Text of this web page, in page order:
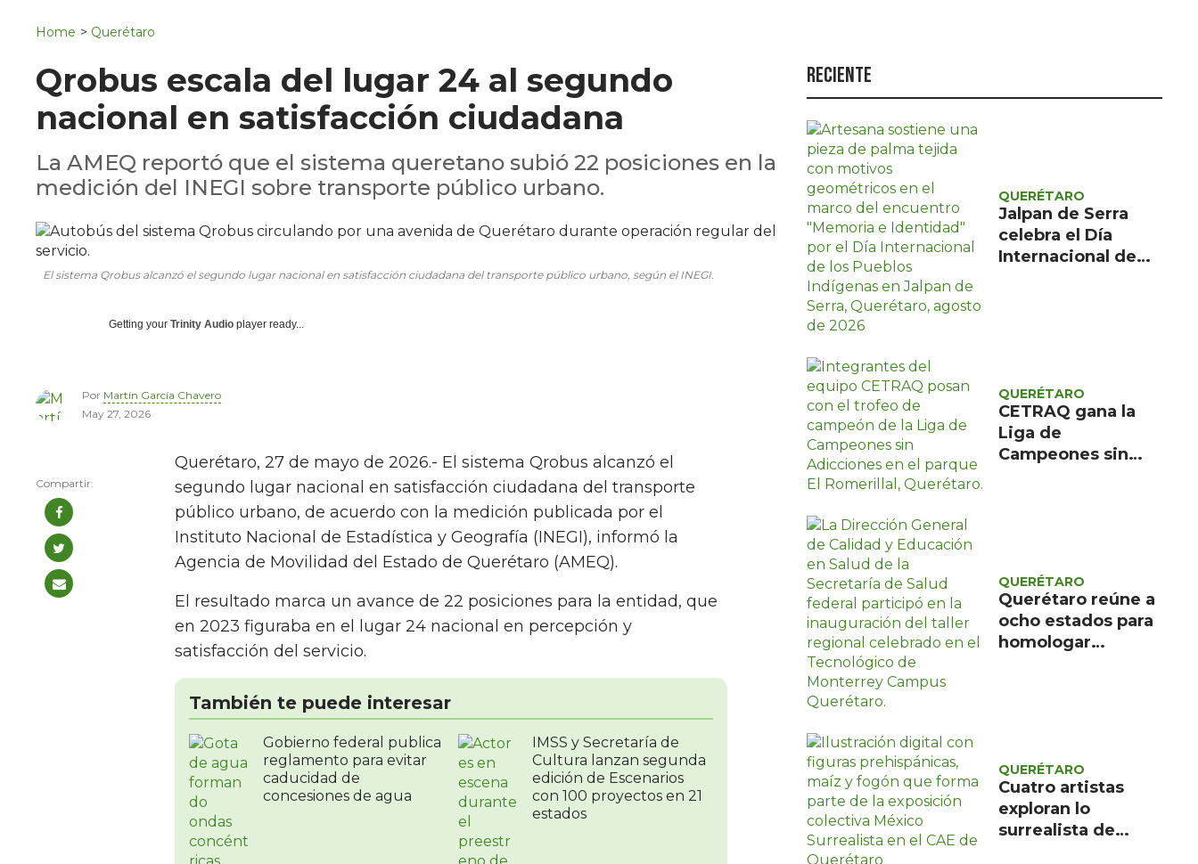
Política
Turismo
Estilo de vida
Opinión
Home > Querétaro
Qrobus escala del lugar 24 al segundo
nacional en satisfacción ciudadana
La AMEQ reportó que el sistema queretano subió 22 posiciones en la
medición del INEGI sobre transporte público urbano.
El sistema Qrobus alcanzó el segundo lugar nacional en satisfacción ciudadana del transporte público urbano, según el INEGI.
Getting your Trinity Audio player ready...
Por Martín García Chavero
May 27, 2026
Querétaro, 27 de mayo de 2026.- El sistema Qrobus alcanzó el
segundo lugar nacional en satisfacción ciudadana del transporte
público urbano, de acuerdo con la medición publicada por el
Instituto Nacional de Estadística y Geografía (INEGI), informó la
Agencia de Movilidad del Estado de Querétaro (AMEQ).
El resultado marca un avance de 22 posiciones para la entidad, que
en 2023 figuraba en el lugar 24 nacional en percepción y
satisfacción del servicio.
También te puede interesar
Gobierno federal publica
reglamento para evitar
caducidad de
concesiones de agua
IMSS y Secretaría de
Cultura lanzan segunda
edición de Escenarios
con 100 proyectos en 21
estados
Reciente
QUERÉTARO
Jalpan de Serra
celebra el Día
Internacional de
QUERÉTARO
CETRAQ gana la
Liga de
Campeones sin
QUERÉTARO
Querétaro reúne a
ocho estados para
homologar
QUERÉTARO
Cuatro artistas
exploran lo
surrealista de